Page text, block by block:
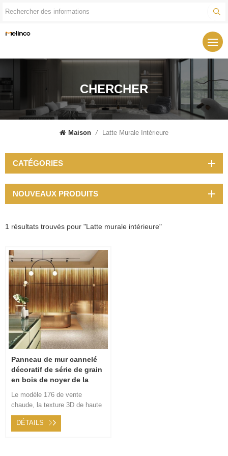
CHERCHER
Maison / Latte Murale Intérieure
1 résultats trouvés pour "Latte murale intérieure"
Panneau de mur cannelé
décoratif de série de grain
en bois de noyer de la
Le modèle 176 de vente
chaude, la texture 3D de haute
qualité et la couleur du grain du
bois de noyer vous placent
DÉTAILS
CATÉGORIES
NOUVEAUX PRODUITS